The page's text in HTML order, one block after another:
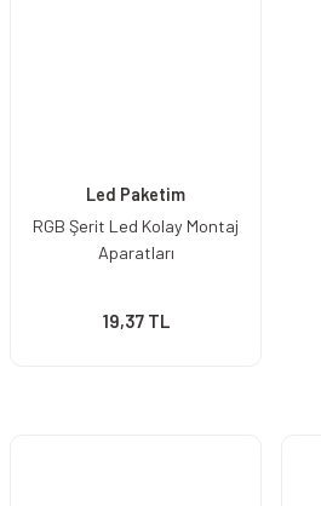
Led Paketim
RGB Şerit Led Kolay Montaj
Aparatları
19,37 TL